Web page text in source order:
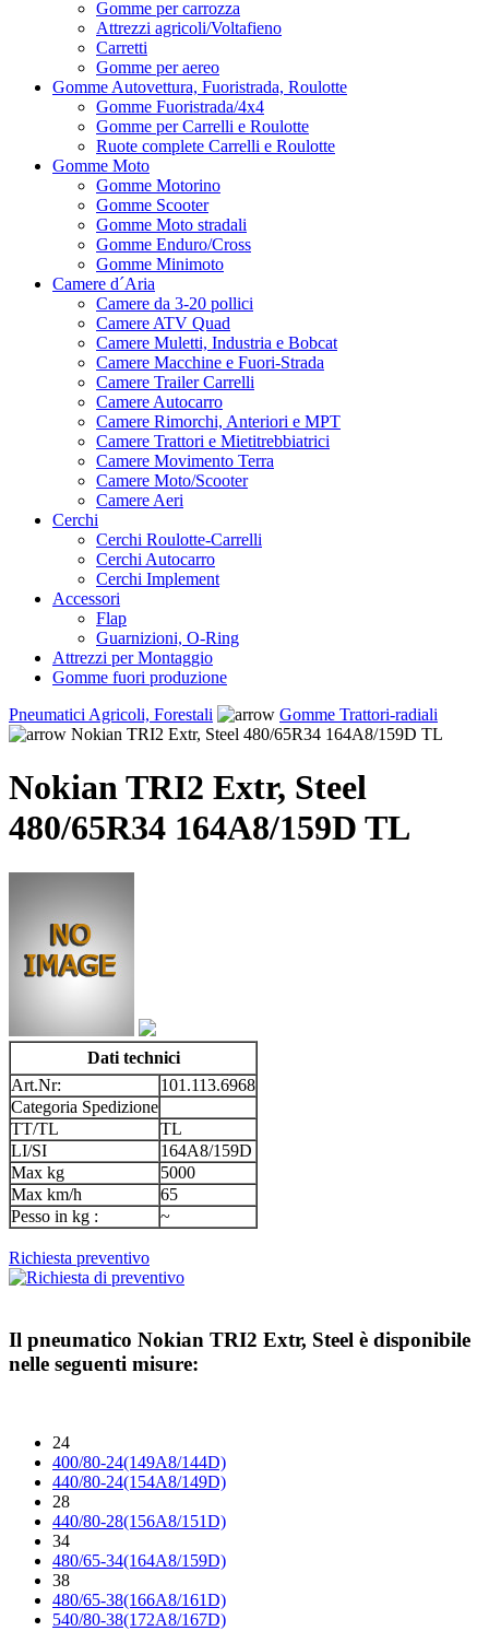
Gomme per carrozza
Attrezzi agricoli/Voltafieno
Carretti
Gomme per aereo
Gomme Autovettura, Fuoristrada, Roulotte
Gomme Fuoristrada/4x4
Gomme per Carrelli e Roulotte
Ruote complete Carrelli e Roulotte
Gomme Moto
Gomme Motorino
Gomme Scooter
Gomme Moto stradali
Gomme Enduro/Cross
Gomme Minimoto
Camere d´Aria
Camere da 3-20 pollici
Camere ATV Quad
Camere Muletti, Industria e Bobcat
Camere Macchine e Fuori-Strada
Camere Trailer Carrelli
Camere Autocarro
Camere Rimorchi, Anteriori e MPT
Camere Trattori e Mietitrebbiatrici
Camere Movimento Terra
Camere Moto/Scooter
Camere Aeri
Cerchi
Cerchi Roulotte-Carrelli
Cerchi Autocarro
Cerchi Implement
Accessori
Flap
Guarnizioni, O-Ring
Attrezzi per Montaggio
Gomme fuori produzione
Pneumatici Agricoli, Forestali
Gomme Trattori-radiali
Nokian TRI2 Extr, Steel 480/65R34 164A8/159D TL
Nokian TRI2 Extr, Steel
480/65R34 164A8/159D TL
Dati technici
Art.Nr:
101.113.6968
Categoria Spedizione
TT/TL
TL
LI/SI
164A8/159D
Max kg
5000
Max km/h
65
Pesso in kg :
~
Richiesta preventivo
Il pneumatico Nokian TRI2 Extr, Steel è disponibile
nelle seguenti misure:
24
400/80-24(149A8/144D)
440/80-24(154A8/149D)
28
440/80-28(156A8/151D)
34
480/65-34(164A8/159D)
38
480/65-38(166A8/161D)
540/80-38(172A8/167D)